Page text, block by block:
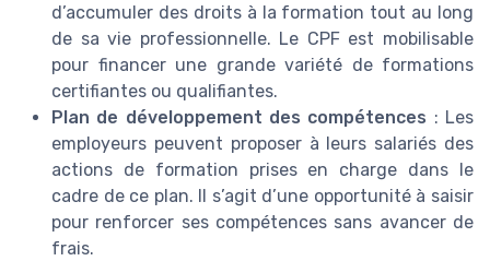
d’accumuler des droits à la formation tout au long
de sa vie professionnelle. Le CPF est mobilisable
pour financer une grande variété de formations
certifiantes ou qualifiantes.
Plan de développement des compétences : Les
employeurs peuvent proposer à leurs salariés des
actions de formation prises en charge dans le
cadre de ce plan. Il s’agit d’une opportunité à saisir
pour renforcer ses compétences sans avancer de
frais.